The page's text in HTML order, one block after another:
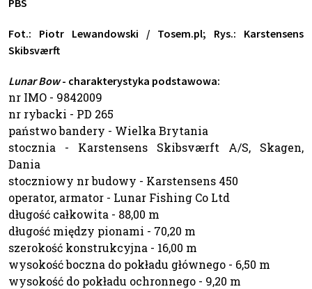
Fot.: Piotr Lewandowski / Tosem.pl; Rys.: Karstensens
Skibsværft
Lunar Bow- charakterystyka podstawowa:
nr IMO - 9842009
nr rybacki - PD 265
państwo bandery - Wielka Brytania
stocznia - Karstensens Skibsværft A/S, Skagen,
Dania
stoczniowy nr budowy - Karstensens 450
operator, armator - Lunar Fishing Co Ltd
długość całkowita - 88,00 m
długość między pionami - 70,20 m
szerokość konstrukcyjna - 16,00 m
wysokość boczna do pokładu głównego - 6,50 m
wysokość do pokładu ochronnego - 9,20 m